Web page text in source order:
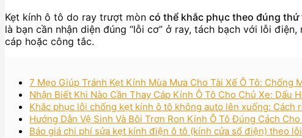
Kẹt kính ô tô do ray trượt mòn có thể khắc phục theo đúng
là bạn cần nhận diện đúng “lỗi cơ” ở ray, tách bạch với lỗi
cáp hoặc công tắc.
7 Mẹo Giúp Tránh Kẹt Kính Mùa Mưa Cho Tài Xế Ô Tô: Chống
Nhận Biết Khi Nào Cần Thay Cáp Kính Ô Tô Cho Chủ Xe: Dấu
Khắc phục lỗi chống kẹt kính ô tô không auto lên xuống: Cách
Hướng Dẫn Vệ Sinh Và Bôi Trơn Ron Kính Ô Tô Đúng Cách
Báo giá chi phí sửa kẹt kính điện ô tô (kính cửa sổ điện) theo